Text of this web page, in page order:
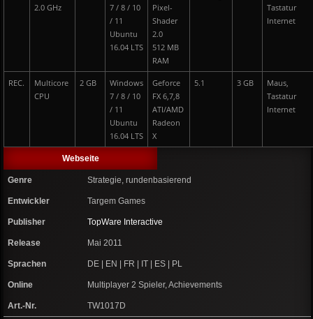
2.0 GHz
7 / 8 / 10
/ 11
Ubuntu
16.04 LTS
Pixel-
Shader
2.0
512 MB
RAM
Tastatur
Internet
REC.
Multicore
CPU
2 GB
Windows
7 / 8 / 10
/ 11
Ubuntu
16.04 LTS
Geforce
FX 6,7,8
ATI/AMD
Radeon
X
5.1 3 GB
Maus,
Tastatur
Internet
Webseite
Genre Strategie, rundenbasierend
Entwickler Targem Games
Publisher TopWare Interactive
Release Mai 2011
Sprachen DE | EN | FR | IT | ES | PL
Online Multiplayer 2 Spieler, Achievements
Art.-Nr. TW1017D